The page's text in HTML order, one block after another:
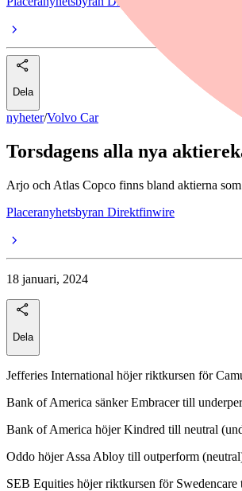
Dela
nyheter/Volvo Car
Torsdagens alla nya
Arjo och Atlas Copco finns bland aktierna
Placeranyhetsbyran Direktfinwire
18 januari, 2024
Dela
Jefferies International höjer riktkursen för
Bank of America sänker Embracer till
Bank of America höjer Kindred till neutral
Oddo höjer Assa Abloy till outperform
SEB Equities höjer riktkursen för